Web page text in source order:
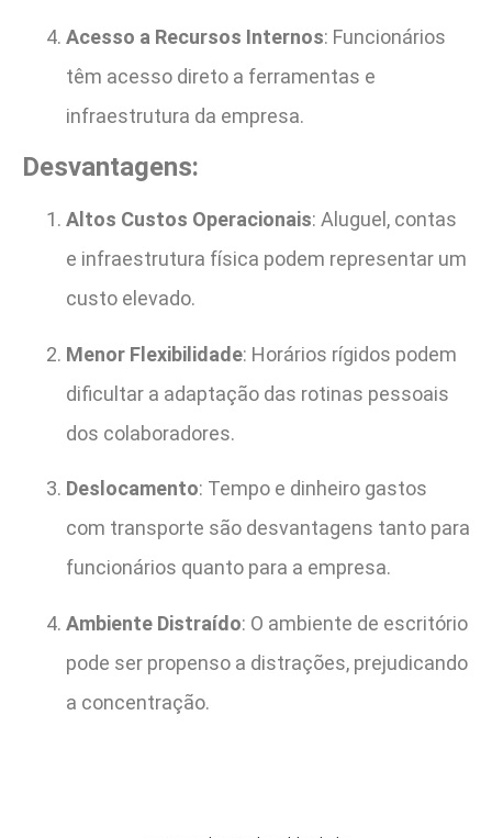
Acesso a Recursos Internos: Funcionários
têm acesso direto a ferramentas e
infraestrutura da empresa.
Desvantagens:
Altos Custos Operacionais: Aluguel, contas
e infraestrutura física podem representar um
custo elevado.
Menor Flexibilidade: Horários rígidos podem
dificultar a adaptação das rotinas pessoais
dos colaboradores.
Deslocamento: Tempo e dinheiro gastos
com transporte são desvantagens tanto para
funcionários quanto para a empresa.
Ambiente Distraído: O ambiente de escritório
pode ser propenso a distrações, prejudicando
a concentração.